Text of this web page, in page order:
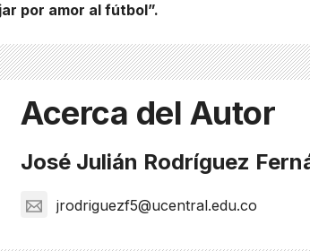
por amor al fútbol”.
Acerca del Autor
José Julián Rodríguez
jrodriguezf5@ucentral.edu.co